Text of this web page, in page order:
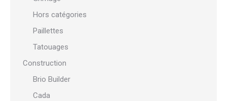
Hors catégories
Paillettes
Tatouages
Construction
Brio Builder
Cada